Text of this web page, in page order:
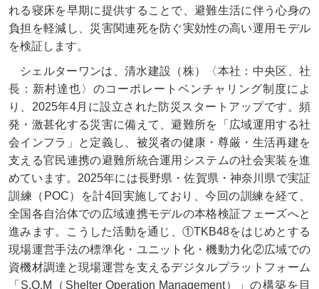
れる寝床を早期に提供することで、避難生活に伴う心身の
負担を軽減し、災害関連死を防ぐ実効性の高い運用モデル
を検証します。
シェルターワンは、清水建設（株）〈本社：中央区、社
長：新村達也〉のコーポレートベンチャリング制度によ
り、2025年4月に設立された防災スタートアップです。頻
発・激甚化する災害に備えて、避難所を「広域運用する社
会インフラ」と定義し、被災者の健康・尊厳・生活再建を
支える官民連携の避難所統合運用システムの社会実装を進
めています。2025年には長野県・佐賀県・神奈川県で実証
訓練（POC）を計4回実施しており、今回の訓練を経て、
全国各自治体での広域連携モデルの本格検証フェーズへと
進みます。こうした活動を通じ、①TKB48をはじめとする
現場運営手法の標準化・ユニット化・機動力化②広域での
資機材調達と現場運営を支えるデジタルプラットフォーム
「S.O.M（Shelter Operation Management）」の構築を目